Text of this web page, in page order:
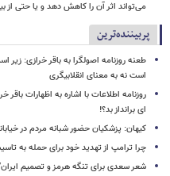
می‌تواند اثر آن را کاهش دهد و یا حتی از
پربیننده‌ترین
طعنه روزنامه اصولگرا به باقر خرازی:
است نه به معنای انقلابیگری
روزنامه اطلاعات با اشاره به اظهارات
ای برانداز بد؟!
کیهان: پزشکیان حضور شبانه مردم در
چرا ترامپ از تهدید خود برای حمله به
شعر سعدی برای تنگه هرمز و تصمیم ایران/